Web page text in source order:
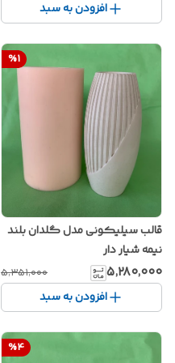
افزودن به سبد
%1
قالب سیلیکونی مدل گلدان بلند
نیمه شیار دار
۵٬۲۸۰٬۰۰۰ ۵٬۳۵۱٬۰۰۰
افزودن به سبد
%4